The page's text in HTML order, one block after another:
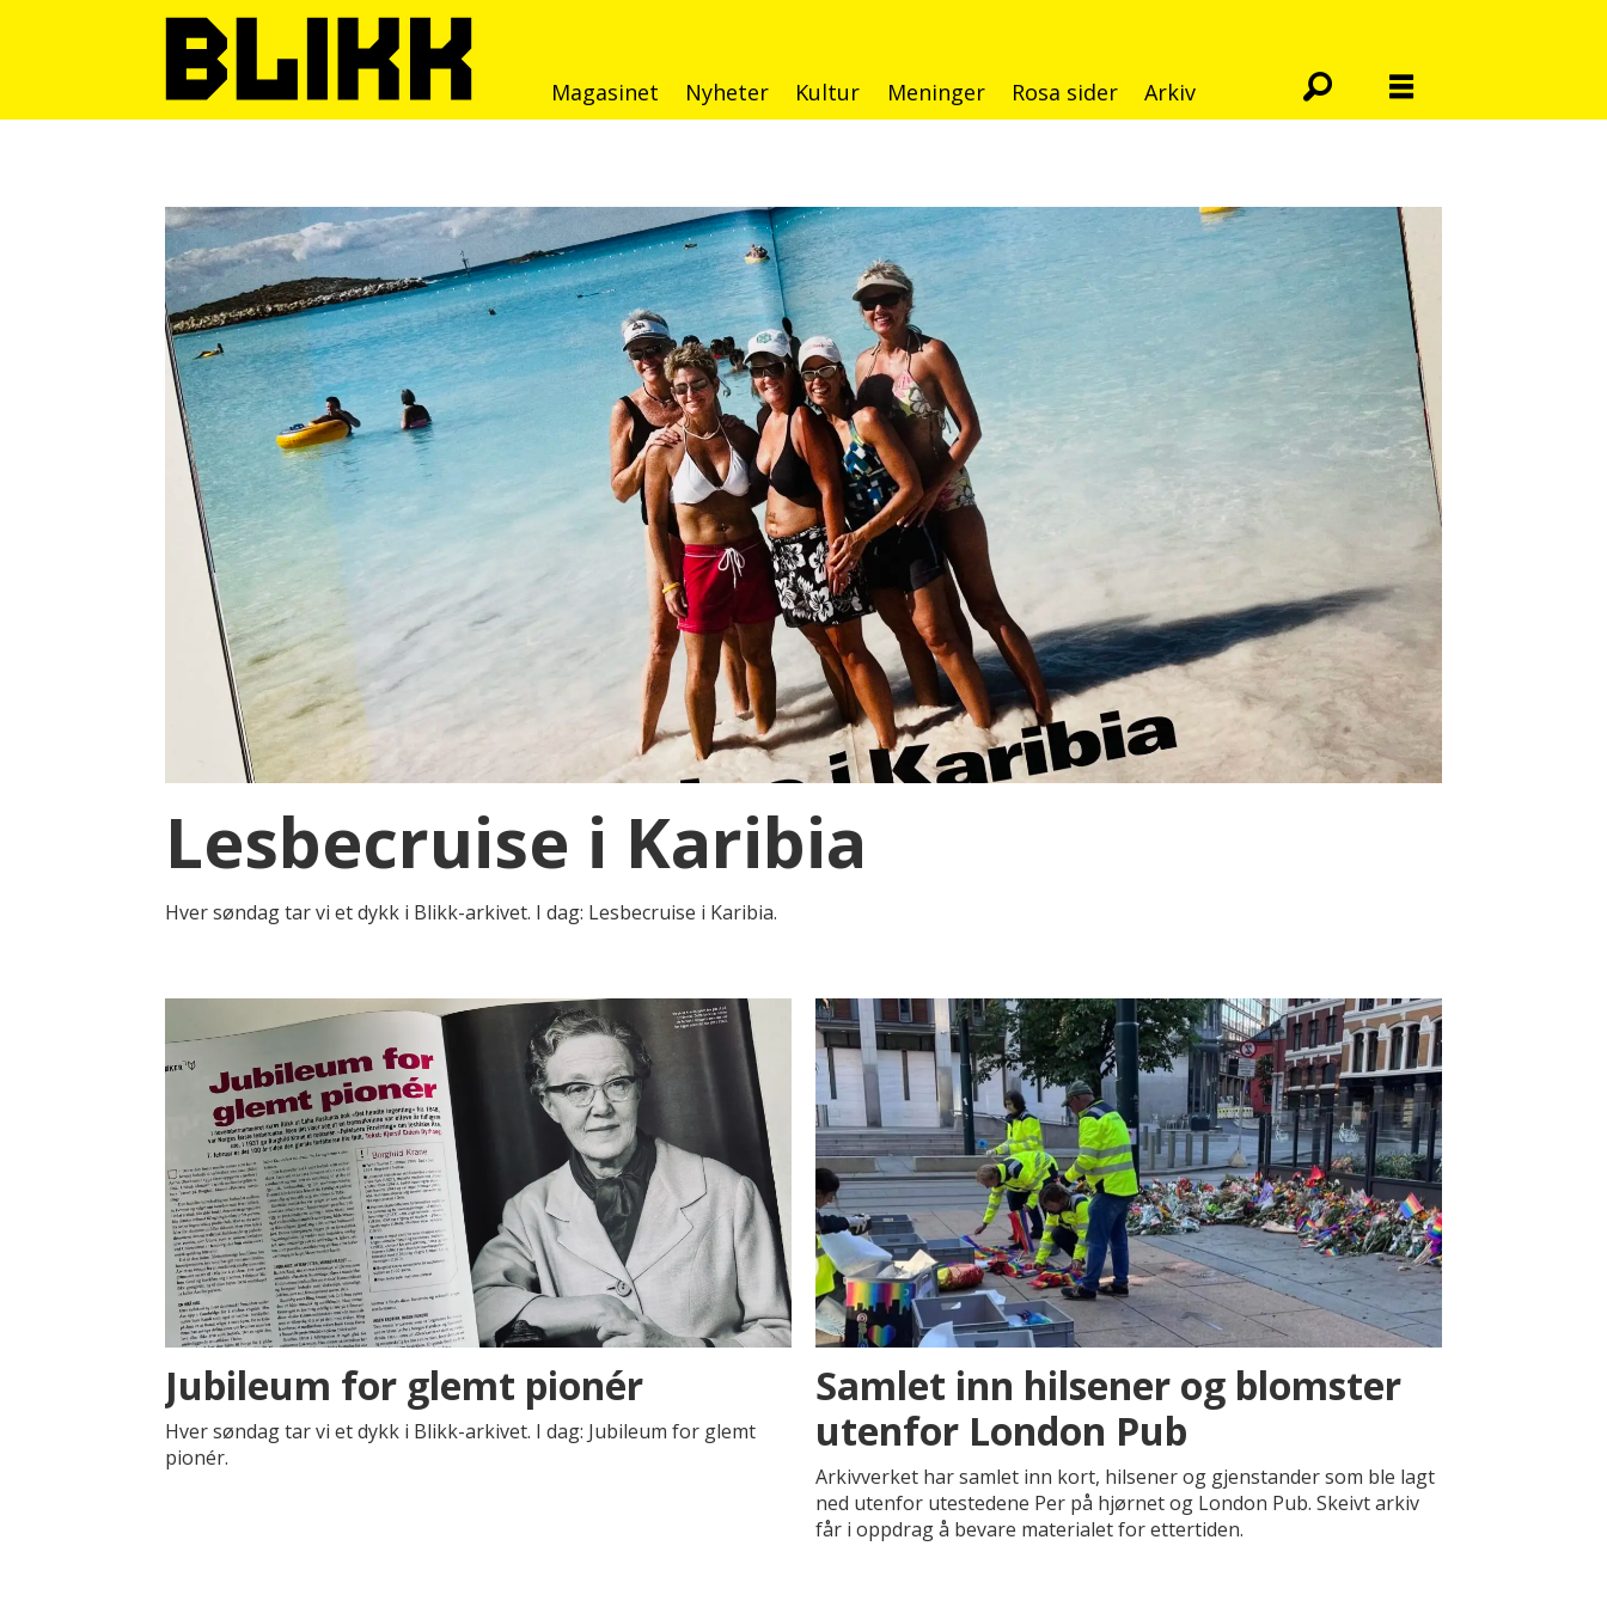
Magasinet Nyheter Kultur Meninger Rosa sider Arkiv
arkivverket
Lesbecruise i Karibia
Hver søndag tar vi et dykk i Blikk-arkivet. I dag: Lesbecruise i Karibia.
Jubileum for glemt pionér
Hver søndag tar vi et dykk i Blikk-arkivet. I dag: Jubileum for glemt
pionér.
Samlet inn hilsener og blomster
utenfor London Pub
Arkivverket har samlet inn kort, hilsener og gjenstander som ble lagt
ned utenfor utestedene Per på hjørnet og London Pub. Skeivt arkiv
får i oppdrag å bevare materialet for ettertiden.